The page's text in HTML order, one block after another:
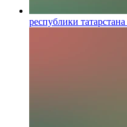
республики татарстана